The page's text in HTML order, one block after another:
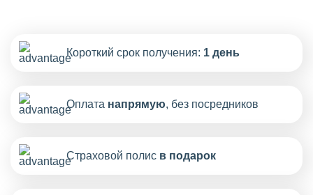
Короткий срок получения: 1 день
Оплата напрямую, без посредников
Страховой полис в подарок